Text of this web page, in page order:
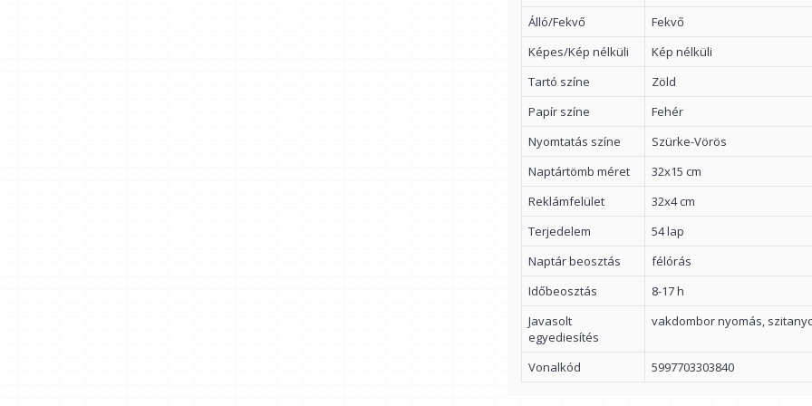
Álló/Fekvő
Fekvő
Képes/Kép nélküli
Kép nélküli
Tartó színe
Zöld
Papír színe
Fehér
Nyomtatás színe
Szürke-Vörös
Naptártömb méret
32x15 cm
Reklámfelület
32x4 cm
Terjedelem
54 lap
Naptár beosztás
félórás
Időbeosztás
8-17 h
Javasolt
egyediesítés
vakdombor nyomás,
Vonalkód 5997703303840